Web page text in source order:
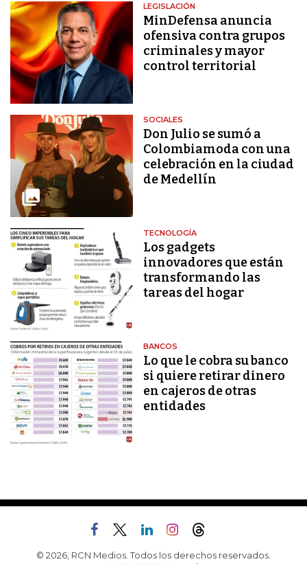
LEGISLACIÓN
MinDefensa anuncia
ofensiva contra grupos
criminales y mayor
control territorial
SOCIALES
Don Julio se sumó a
Colombiamoda con una
celebración en la ciudad
de Medellín
TECNOLOGÍA
Los gadgets
innovadores que están
transformando las
tareas del hogar
BANCOS
Lo que le cobra su banco
si quiere retirar dinero
en cajeros de otras
entidades
© 2026, RCN Medios. Todos los derechos reservados.